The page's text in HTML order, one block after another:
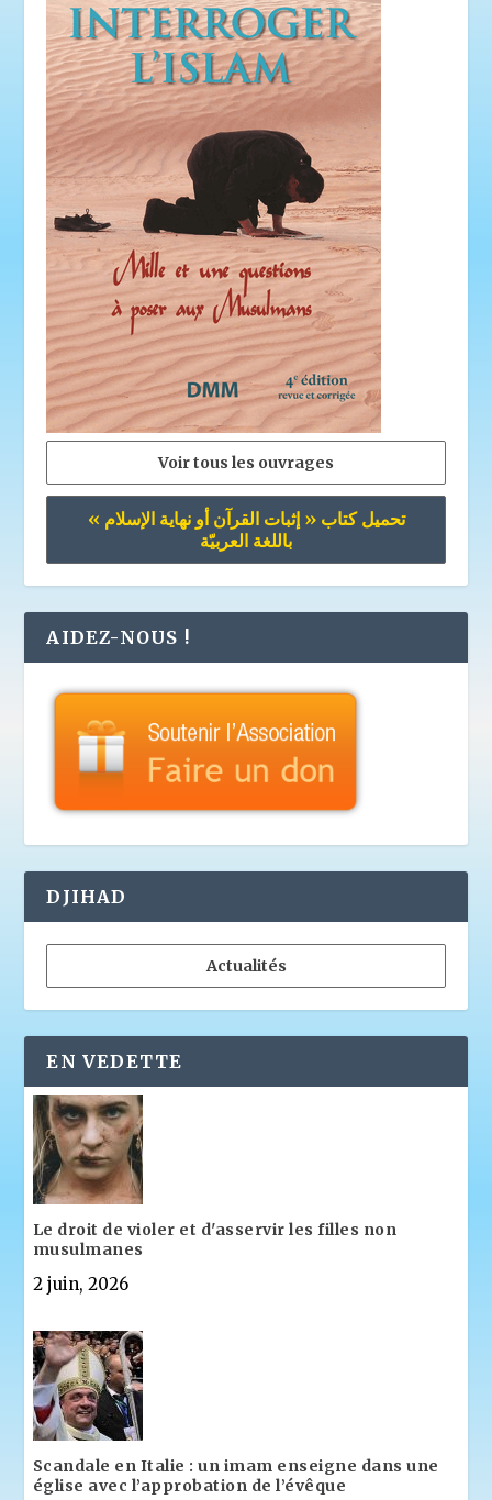
Voir tous les ouvrages
تحميل كتاب « إثبات القرآن أو نهاية الإسلام »
باللغة العربيّة
AIDEZ-NOUS !
DJIHAD
Actualités
EN VEDETTE
Le droit de violer et d'asservir les filles non
musulmanes
2 juin, 2026
Scandale en Italie : un imam enseigne dans une
église avec l’approbation de l’évêque